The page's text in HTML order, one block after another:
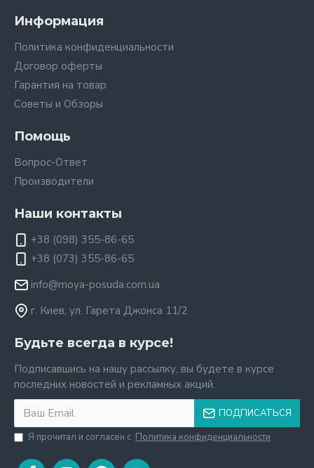
Информация
Политика конфиденциальности
Договор оферты
Гарантия на товар
Советы и Обзоры
Помощь
Вопрос-Ответ
Производители
Наши контакты
+38 (098) 355-86-65
+38 (073) 355-86-65
info@moya-posuda.com.ua
г. Киев, ул. Гарета Джонса 11/2
Будьте всегда в курсе!
Подписавшись на нашу рассылку, вы будете в курсе
последних новостей и рекламных акций.
ПОДПИСАТЬСЯ
Я прочитал и согласен с Политика конфиденциальности